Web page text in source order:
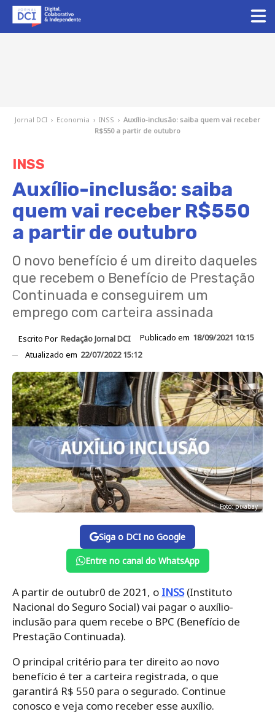
Jornal DCI › Economia › INSS › Auxílio-inclusão: saiba quem vai receber
R$550 a partir de outubro
INSS
Auxílio-inclusão: saiba
quem vai receber R$550
a partir de outubro
O novo benefício é um direito daqueles
que recebem o Benefício de Prestação
Continuada e conseguirem um
emprego com carteira assinada
Escrito Por Redação Jornal DCI Publicado em 18/09/2021 10:15
Atualizado em 22/07/2022 15:12
Foto: pixabay
Siga o DCI no Google
Entre no canal do WhatsApp
A partir de outubr0 de 2021, o INSS(Instituto
Nacional do Seguro Social) vai pagar o auxílio-
inclusão para quem recebe o BPC (Benefício de
Prestação Continuada).
O principal critério para ter direito ao novo
benefício é ter a carteira registrada, o que
garantirá R$ 550 para o segurado. Continue
conosco e veja como receber esse auxílio.